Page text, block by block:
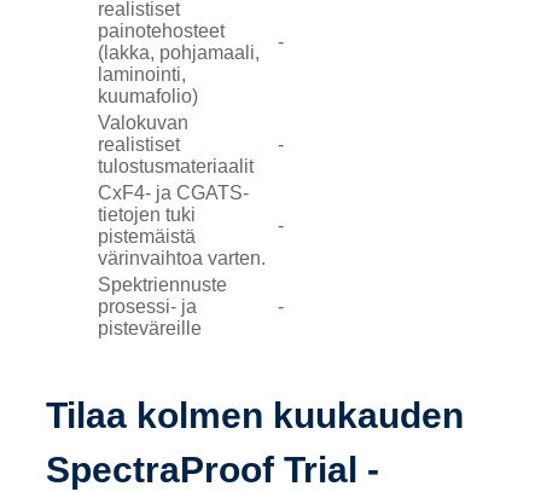
realistiset
painotehosteet
(lakka, pohjamaali,
laminointi,
kuumafolio)
-
Valokuvan
realistiset
tulostusmateriaalit
-
CxF4- ja CGATS-
tietojen tuki
pistemäistä
värinvaihtoa varten.
-
Spektriennuste
prosessi- ja
pisteväreille
-
Tilaa kolmen kuukauden
SpectraProof Trial -